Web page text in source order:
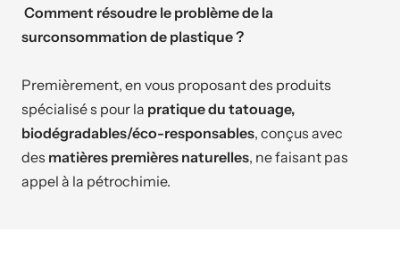
Comment résoudre le problème de la
surconsommation de plastique ?
Premièrement, en vous proposant des produits
spécialisé s pour la pratique du tatouage,
biodégradables/éco-responsables, conçus avec
des matières premières naturelles, ne faisant pas
appel à la pétrochimie.